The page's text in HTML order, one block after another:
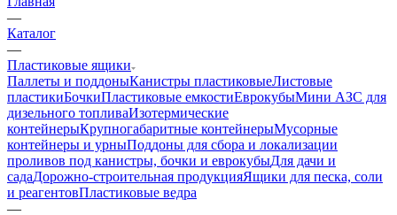
—
Каталог
—
Пластиковые ящики
Паллеты и поддоныКанистры пластиковыеЛистовые
пластикиБочкиПластиковые емкостиЕврокубыМини АЗС для
дизельного топливаИзотермические
контейнерыКрупногабаритные контейнерыМусорные
контейнеры и урныПоддоны для сбора и локализации
проливов под канистры, бочки и еврокубыДля дачи и
садаДорожно-строительная продукцияЯщики для песка, соли
и реагентовПластиковые ведра
—